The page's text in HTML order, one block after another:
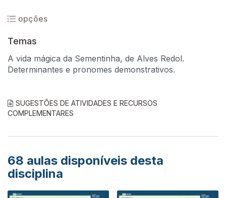
opções
Temas
A vida mágica da Sementinha, de Alves Redol.
Determinantes e pronomes demonstrativos.
SUGESTÕES DE ATIVIDADES E RECURSOS
COMPLEMENTARES
68 aulas disponíveis desta
disciplina